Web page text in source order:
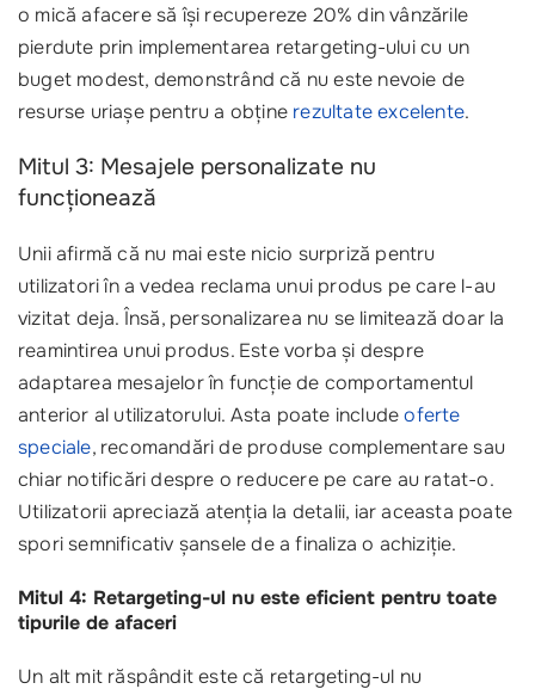
o mică afacere să își recupereze 20% din vânzările
pierdute prin implementarea retargeting-ului cu un
buget modest, demonstrând că nu este nevoie de
resurse uriașe pentru a obține rezultate excelente.
Mitul 3: Mesajele personalizate nu
funcționează
Unii afirmă că nu mai este nicio surpriză pentru
utilizatori în a vedea reclama unui produs pe care l-au
vizitat deja. Însă, personalizarea nu se limitează doar la
reamintirea unui produs. Este vorba și despre
adaptarea mesajelor în funcție de comportamentul
anterior al utilizatorului. Asta poate includeoferte
speciale, recomandări de produse complementare sau
chiar notificări despre o reducere pe care au ratat-o.
Utilizatorii apreciază atenția la detalii, iar aceasta poate
spori semnificativ șansele de a finaliza o achiziție.
Mitul 4: Retargeting-ul nu este eficient pentru toate
tipurile de afaceri
Un alt mit răspândit este că retargeting-ul nu